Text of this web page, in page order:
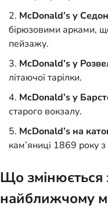
McDonald’s у
бірюзовими арками,
пейзажу.
McDonald’s у
літаючої тарілки.
McDonald’s у
старого вокзалу.
McDonald’s на
кам’яниці 1869 року
Що змінюється
найближчому